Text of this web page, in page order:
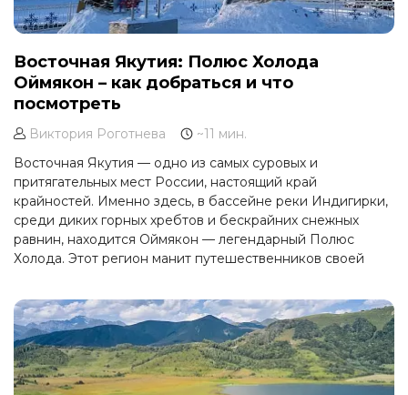
Восточная Якутия: Полюс Холода
Оймякон – как добраться и что
посмотреть
Виктория Роготнева
~11 мин.
Восточная Якутия — одно из самых суровых и
притягательных мест России, настоящий край
крайностей. Именно здесь, в бассейне реки Индигирки,
среди диких горных хребтов и бескрайних снежных
равнин, находится Оймякон — легендарный Полюс
Холода. Этот регион манит путешественников своей
золотыми приисками, а главное — возможностью
испытать себя в настоящей экспедиции.